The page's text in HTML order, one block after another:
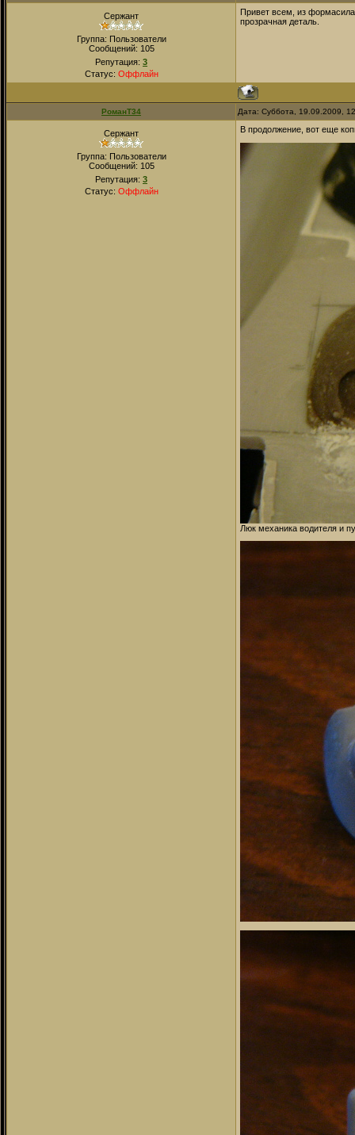
Сержант
Группа: Пользователи
Сообщений: 105
Репутация: 3
Статус: Оффлайн
Привет всем, из формасила
прозрачная деталь.
РоманТ34 Дата: Суббота, 19.09.2009,
Сержант
Группа: Пользователи
Сообщений: 105
Репутация: 3
Статус: Оффлайн
В продолжение, вот еще
Люк механика водителя и